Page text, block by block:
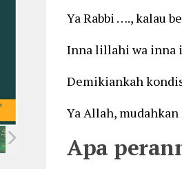
Ya Rabbi …., kalau
Inna lillahi wa inna
Demikiankah
Ya Allah,
Apa